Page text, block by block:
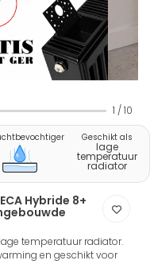
1 / 10
Geschikt als
lage
temperatuur
radiator
Hybride 8+
temperatuur radiator.
en geschikt voor